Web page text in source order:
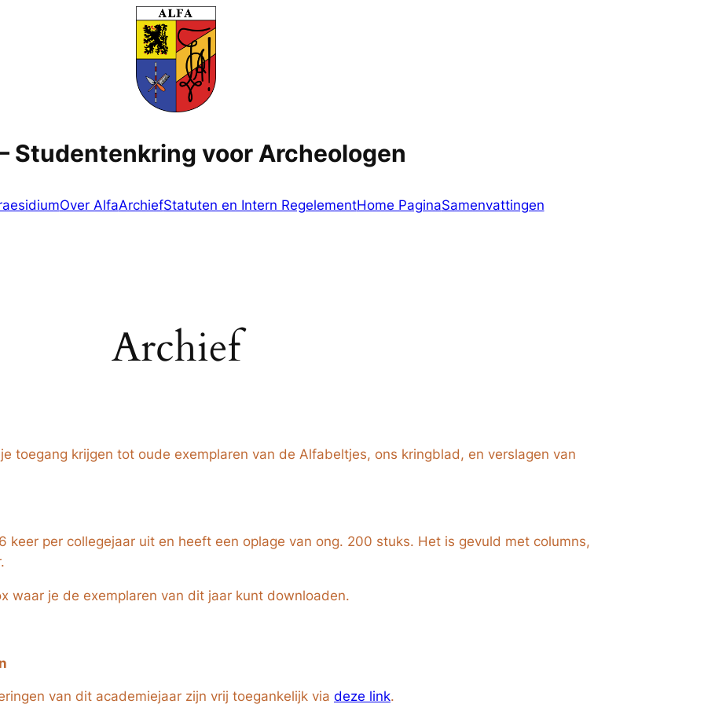
Studentenkring voor Archeologen
Over AlfaArchiefStatuten en Intern RegelementHome PaginaSamenvattingen
Archief
toegang krijgen tot oude exemplaren van de Alfabeltjes, ons kringblad, en verslagen van
keer per collegejaar uit en heeft een oplage van ong. 200 stuks. Het is gevuld met columns,
waar je de exemplaren van dit jaar kunt downloaden.
van dit academiejaar zijn vrij toegankelijk via deze link.